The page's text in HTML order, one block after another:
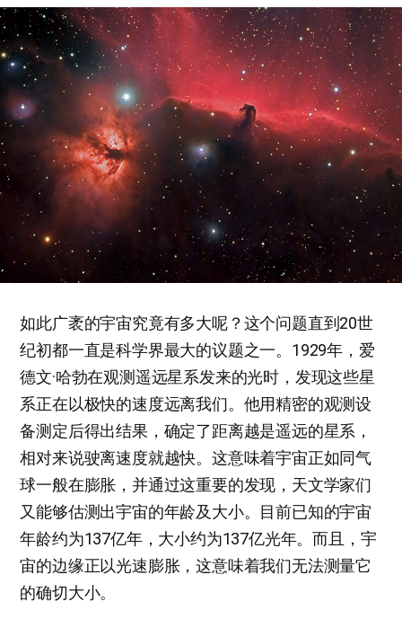
如此广袤的宇宙究竟有多大呢？这个问题直到20世
纪初都一直是科学界最大的议题之一。1929年，爱
德文·哈勃在观测遥远星系发来的光时，发现这些星
系正在以极快的速度远离我们。他用精密的观测设
备测定后得出结果，确定了距离越是遥远的星系，
相对来说驶离速度就越快。这意味着宇宙正如同气
球一般在膨胀，并通过这重要的发现，天文学家们
又能够估测出宇宙的年龄及大小。目前已知的宇宙
年龄约为137亿年，大小约为137亿光年。而且，宇
宙的边缘正以光速膨胀，这意味着我们无法测量它
的确切大小。